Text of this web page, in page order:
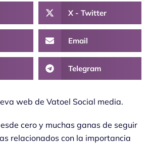
X - Twitter
Email
Telegram
web de Vatoel Social media.
cero y muchas ganas de seguir
relacionados con la importancia